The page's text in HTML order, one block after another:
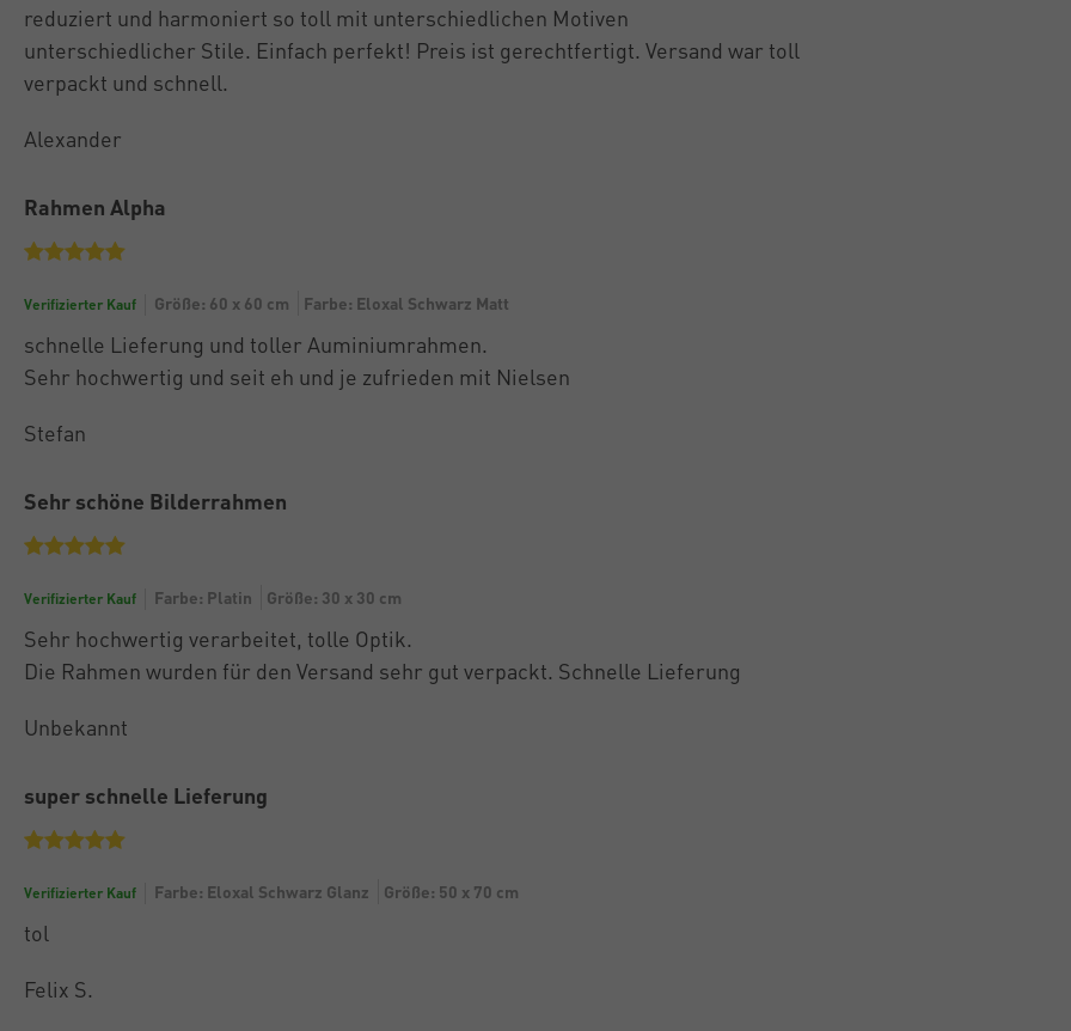
reduziert und harmoniert so toll mit unterschiedlichen Motiven
unterschiedlicher Stile. Einfach perfekt! Preis ist gerechtfertigt. Versand war toll
verpackt und schnell.
Alexander
Rahmen Alpha
Verifizierter Kauf Größe: 60 x 60 cm Farbe: Eloxal Schwarz Matt
schnelle Lieferung und toller Auminiumrahmen.
Sehr hochwertig und seit eh und je zufrieden mit Nielsen
Stefan
Sehr schöne Bilderrahmen
Verifizierter Kauf Farbe: Platin Größe: 30 x 30 cm
Sehr hochwertig verarbeitet, tolle Optik.
Die Rahmen wurden für den Versand sehr gut verpackt. Schnelle Lieferung
Unbekannt
super schnelle Lieferung
Verifizierter Kauf Farbe: Eloxal Schwarz Glanz Größe: 50 x 70 cm
tol
Felix S.